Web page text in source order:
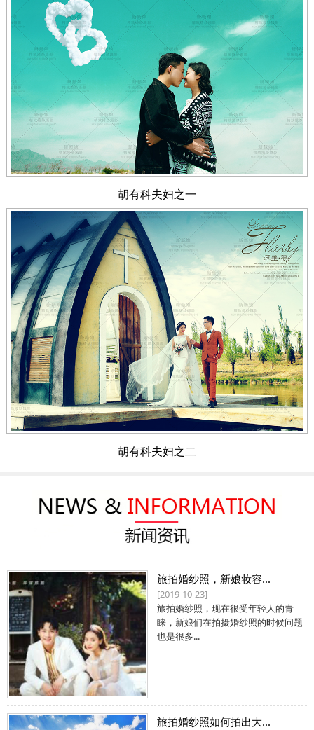
胡有科夫妇之一
胡有科夫妇之二
旅拍婚纱照，新娘妆容...
[2019-10-23]
旅拍婚纱照，现在很受年轻人的青
睐，新娘们在拍摄婚纱照的时候问题
也是很多...
旅拍婚纱照如何拍出大...